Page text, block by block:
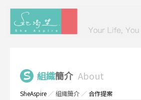
組織簡介 About
SheAspire ／組織簡介 ／ 合作提案